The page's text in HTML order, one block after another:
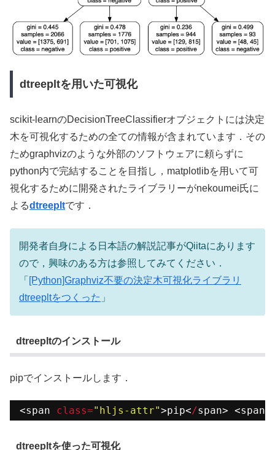
dtreepltを用いた可視化
scikit-learnのDecisionTreeClassifierオブジェクトには決定
木を可視化するための全ての情報が含まれています．その
ためgraphvizのような外部のソフトウェアに頼らずに
python内で完結することを目指し，matplotlibを用いて可
視化するために開発されたライブラリーがnekoumei氏に
よるdtreepltです．
開発者自身による日本語の解説記事がQiitaにあります
ので，興味のある方は参照してみてください．
「 [Python]Graphviz不要の決定木可視化ライブラリ
dtreepltをつくった 」
dtreepltのインストール
pipでインストールします．
<span class="hljs-attr">pip</span> <span
dtreepltを使った可視化